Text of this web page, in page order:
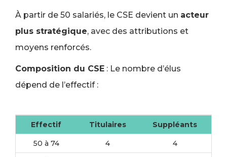
À partir de 50 salariés, le CSE devient un acteur
plus stratégique, avec des attributions et
moyens renforcés.
Composition du CSE : Le nombre d’élus
dépend de l’effectif :
Effectif Titulaires Suppléants
50 à 74 4 4